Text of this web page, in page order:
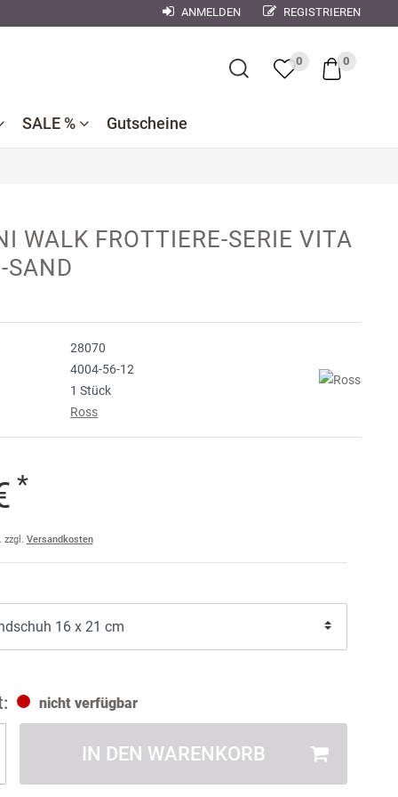
×
ANMELDEN REGISTRIEREN
SALE %
Badtextilien
Bettwäsche
Dekokissen
Gutscheine
0 0
WALK FROTTIERE-SERIE VITA
28070
4004-56-12
1 Stück
Ross
*
zzgl. Versandkosten
nicht verfügbar
IN DEN WARENKORB